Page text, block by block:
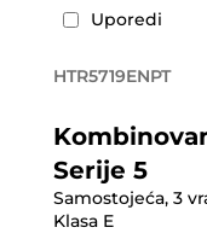
Uporedi
HTR5719ENPT
Serije 5
Samostojeća, 3
Klasa E